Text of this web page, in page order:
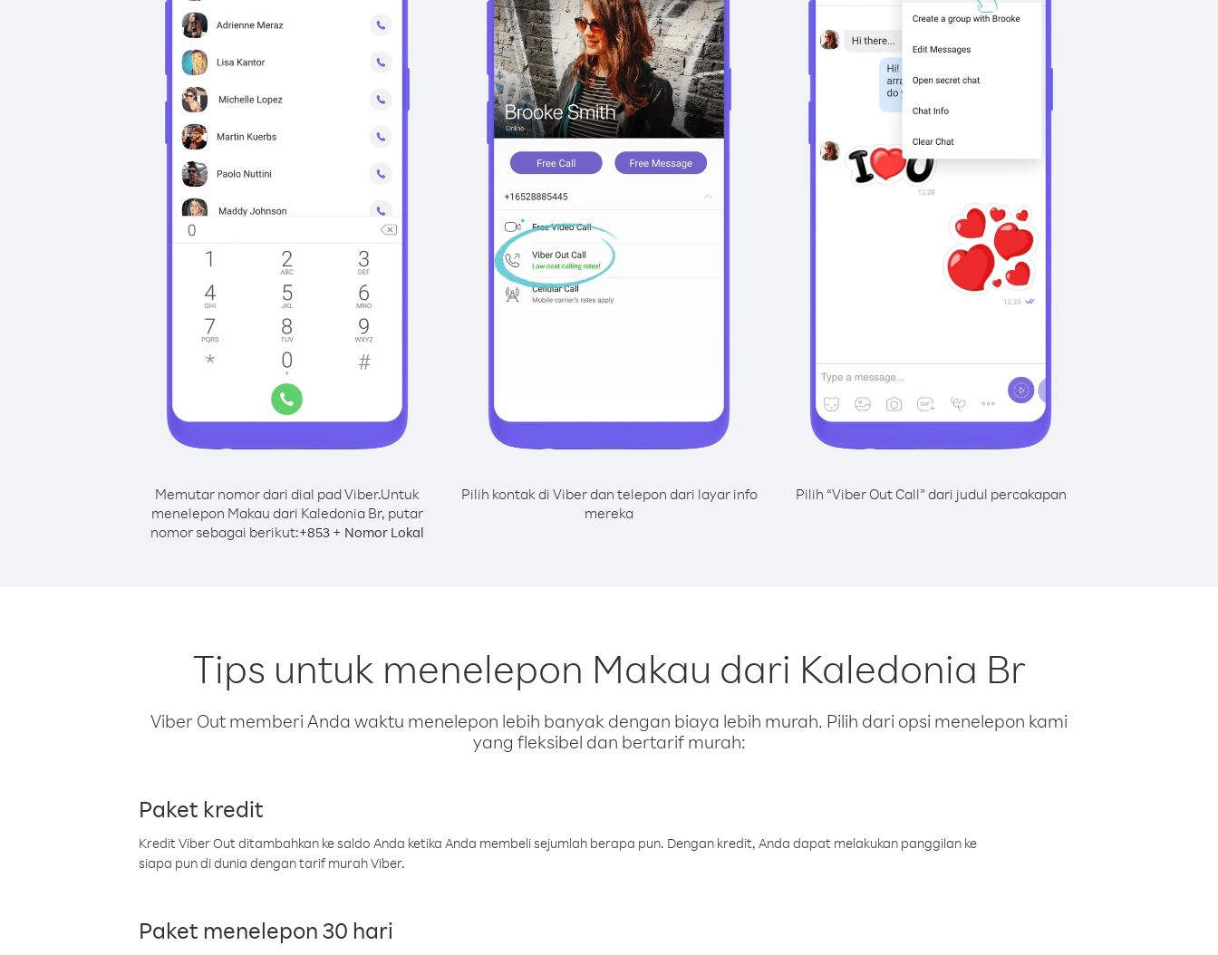
Memutar nomor dari dial pad Viber.Untuk
menelepon Makau dari Kaledonia Br, putar
nomor sebagai berikut:+853 + Nomor Lokal
Pilih kontak di Viber dan telepon dari layar info
mereka
Pilih “Viber Out Call” dari judul percakapan
Tips untuk menelepon Makau dari Kaledonia Br
Viber Out memberi Anda waktu menelepon lebih banyak dengan biaya lebih murah. Pilih dari opsi menelepon kami
yang fleksibel dan bertarif murah:
Paket kredit
Kredit Viber Out ditambahkan ke saldo Anda ketika Anda membeli sejumlah berapa pun. Dengan kredit, Anda dapat melakukan panggilan ke
siapa pun di dunia dengan tarif murah Viber.
Paket menelepon 30 hari